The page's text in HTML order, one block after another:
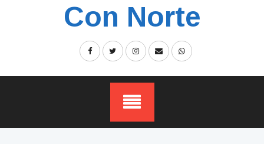
Con Norte